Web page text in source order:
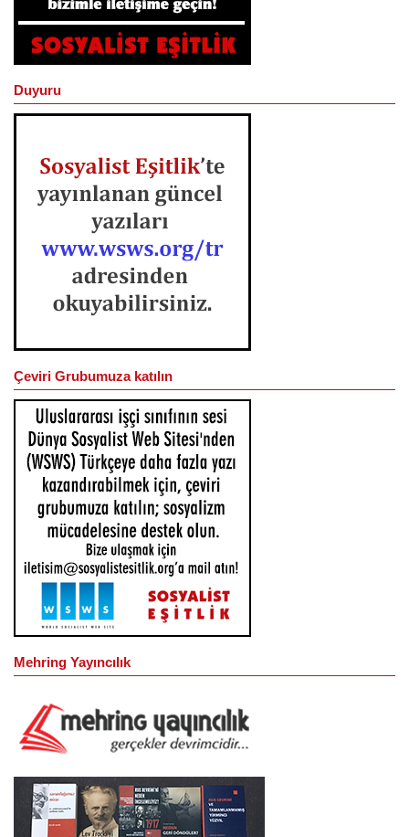
Duyuru
Çeviri Grubumuza katılın
Mehring Yayıncılık